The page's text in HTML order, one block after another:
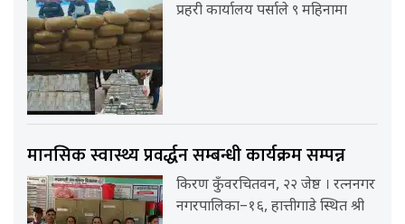
प्रहरी कार्यालय पर्साले ९ महिनामा
मानसिक स्वास्थ्य प्रवर्द्धन सम्बन्धी कार्यक्रम सम्पन्न
किरण कुँवरचितवन, २२ जेष्ठ । रत्ननगर
नगरपालिका–१६, हात्तीगाडे स्थित श्री